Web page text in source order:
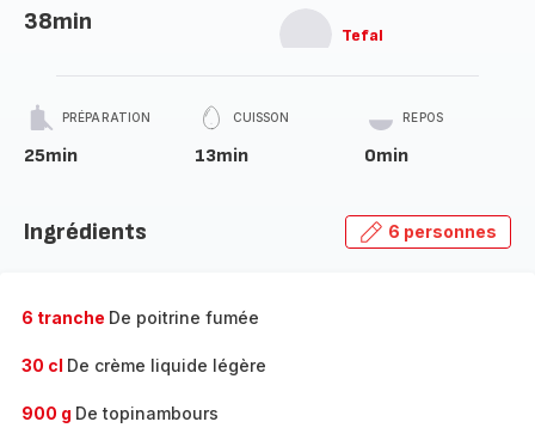
38min Tefal
PRÉPARATION
25min
CUISSON
13min
REPOS
0min
Ingrédients 6 personnes
6 tranche De poitrine fumée
30 cl De crème liquide légère
900 g De topinambours